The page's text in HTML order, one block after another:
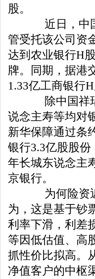
股。
近日，中国
管受托该公司资
达到农业银行H
牌。同期，据港
1.33亿工商银行
除中国祥瑞
说念主寿等均对
新华保障通过条
银行3.3亿股股份
年长城东说念主
京银行。
为何险资近
为，这是基于钞
利率下滑，利差
等因低估值、高
抓性价比拟高。
净值客户的中枢